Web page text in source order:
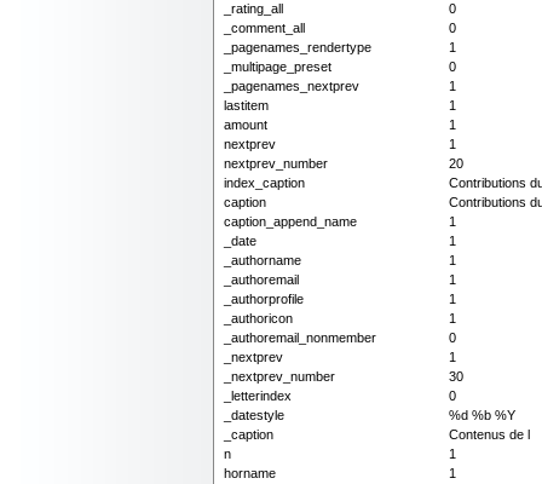
_rating_all
0
_comment_all
0
_pagenames_rendertype
1
_multipage_preset
0
_pagenames_nextprev
1
lastitem
1
amount
1
nextprev
1
nextprev_number
20
index_caption
Contributions
caption
Contributions
caption_append_name
1
_date
1
_authorname
1
_authoremail
1
_authorprofile
1
_authoricon
1
_authoremail_nonmember
0
_nextprev
1
_nextprev_number
30
_letterindex
0
_datestyle
%d %b %Y
_caption
Contenus de l
n
1
horname
1